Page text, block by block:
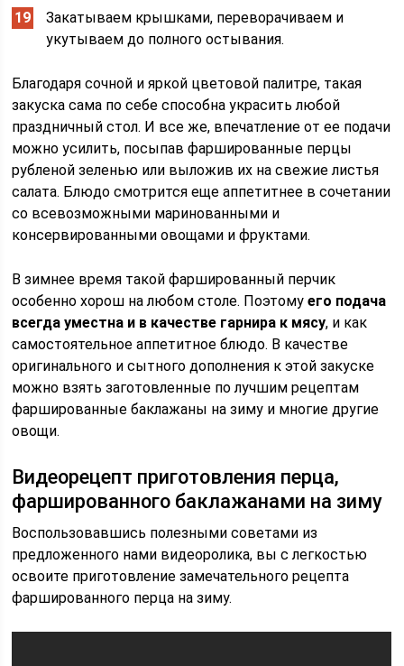
Закатываем крышками, переворачиваем и
укутываем до полного остывания.
Благодаря сочной и яркой цветовой палитре, такая
закуска сама по себе способна украсить любой
праздничный стол. И все же, впечатление от ее подачи
можно усилить, посыпав фаршированные перцы
рубленой зеленью или выложив их на свежие листья
салата. Блюдо смотрится еще аппетитнее в сочетании
со всевозможными маринованными и
консервированными овощами и фруктами.
В зимнее время такой фаршированный перчик
особенно хорош на любом столе. Поэтомуего подача
всегда уместна и в качестве гарнира к мясу, и как
самостоятельное аппетитное блюдо. В качестве
оригинального и сытного дополнения к этой закуске
можно взять заготовленные по лучшим рецептам
фаршированные баклажаны на зиму и многие другие
овощи.
Видеорецепт приготовления перца,
фаршированного баклажанами на зиму
Воспользовавшись полезными советами из
предложенного нами видеоролика, вы с легкостью
освоите приготовление замечательного рецепта
фаршированного перца на зиму.